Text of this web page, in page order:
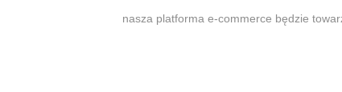
nasza platforma e-commerce będzie